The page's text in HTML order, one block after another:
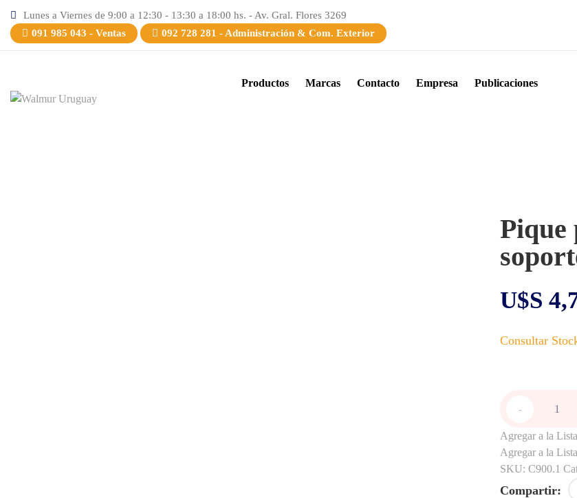
Lunes a Viernes de 9:00 a 12:30 - 13:30 a 18:00 hs. - Av. Gral. Flores 3269
091 985 043 - Ventas
092 728 281 - Administración & Com. Exterior
Productos Marcas Contacto Empresa Publicaciones
Pique
U$S
plástico
1,20m.
-
8
-
Agregar a la
Agregar a la
SKU: C900.1
Compartir: